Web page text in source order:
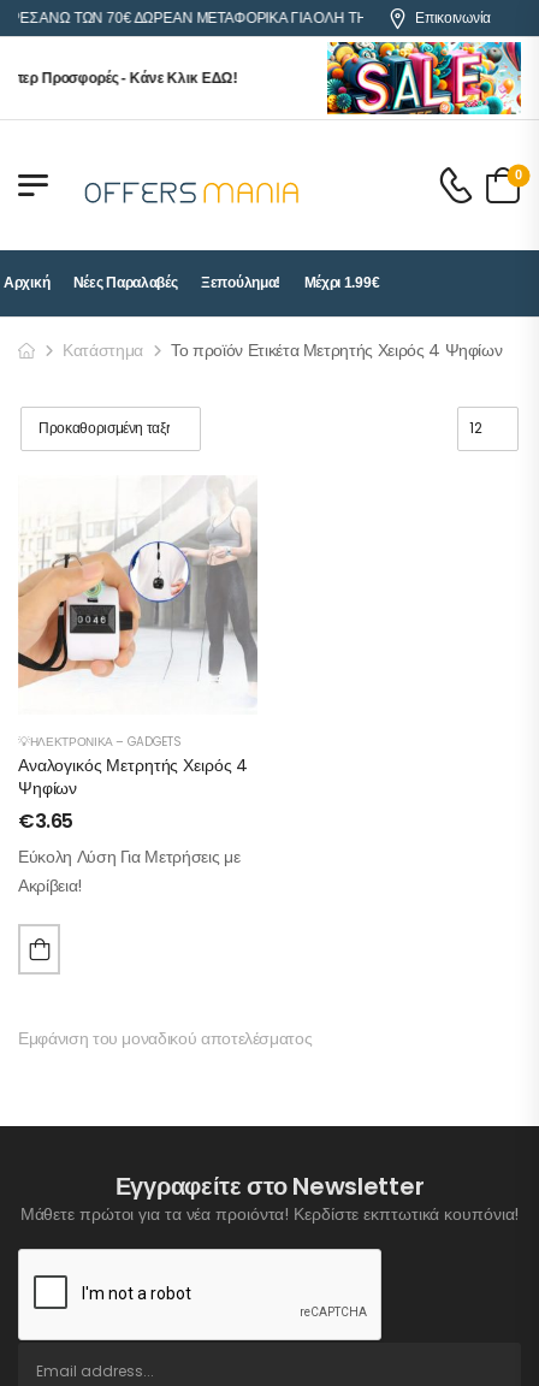
ΑΝΩ ΤΩΝ 70€ ΔΩΡΕΑΝ ΜΕΤΑΦΟΡΙΚΑ ΓΙΑ ΟΛΗ ΤΗΝ ΕΛΛΑΔΑΕπικοινωνία
Προσφορές - Κάνε Κλικ ΕΔΩ!
0
Αρχική Νέες Παραλαβές Ξεπούλημα! Μέχρι 1.99€
Κατάστημα Το προϊόν Ετικέτα Μετρητής Χειρός 4 Ψηφίων
💡ΗΛΕΚΤΡΟΝΙΚΆ – GADGETS
Αναλογικός Μετρητής Χειρός 4
Ψηφίων
€3.65
Εύκολη Λύση Για Μετρήσεις με
Ακρίβεια!
Εμφάνιση του μοναδικού αποτελέσματος
Εγγραφείτε στο Newsletter
Μάθετε πρώτοι για τα νέα προιόντα! Κερδίστε εκπτωτικά κουπόνια!